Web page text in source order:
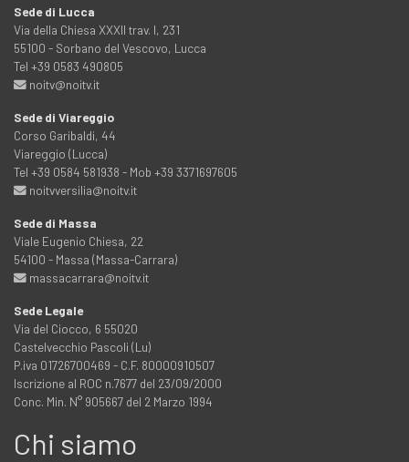
Sede di Lucca
Via della Chiesa XXXII trav. I, 231
55100 - Sorbano del Vescovo, Lucca
Tel +39 0583 490805
noitv@noitv.it
Sede di Viareggio
Corso Garibaldi, 44
Viareggio (Lucca)
Tel +39 0584 581938 - Mob +39 3371697605
noitvversilia@noitv.it
Sede di Massa
Viale Eugenio Chiesa, 22
54100 - Massa (Massa-Carrara)
massacarrara@noitv.it
Sede Legale
Via del Ciocco, 6 55020
Castelvecchio Pascoli (Lu)
P.iva 01726700469 - C.F. 80000910507
Iscrizione al ROC n.7677 del 23/09/2000
Conc. Min. N° 905667 del 2 Marzo 1994
Chi siamo